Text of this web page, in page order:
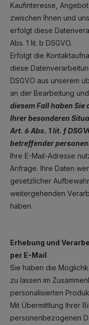
Kaufinteresse,
zwischen Ihnen und
erfolgt diese
Abs. 1 lit. b DSGVO.
Erfolgt die
diese
DSGVO aus unserem
an der Bearbeitung
diesem Fall haben Sie
Ihrer besonderen
Art. 6 Abs. 1 lit. f
betreffender
Ihre E-Mail-Adresse
Anfrage. Ihre Daten
gesetzlicher
weitergehenden
haben.
Erhebung und
per E-Mail
Sie haben die
zu lassen im
personalisierten
Mit Übermittlung Ihrer
personenbezogenen